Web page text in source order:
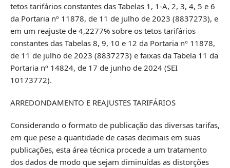
tetos tarifários constantes das Tabelas 1, 1-A, 2, 3, 4, 5 e 6
da Portaria nº 11878, de 11 de julho de 2023 (8837273), e
em um reajuste de 4,2277% sobre os tetos tarifários
constantes das Tabelas 8, 9, 10 e 12 da Portaria nº 11878,
de 11 de julho de 2023 (8837273) e faixas da Tabela 11 da
Portaria nº 14824, de 17 de junho de 2024 (SEI
10173772).
ARREDONDAMENTO E REAJUSTES TARIFÁRIOS
Considerando o formato de publicação das diversas tarifas,
em que pese a quantidade de casas decimais em suas
publicações, esta área técnica procede a um tratamento
dos dados de modo que sejam diminuídas as distorções